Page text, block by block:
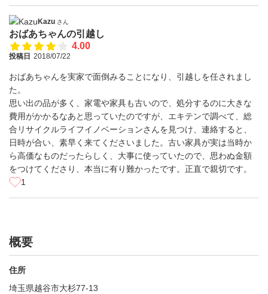
Kazu さん
おばあちゃんの引越し
4.00
投稿日 2018/07/22
おばあちゃんを実家で面倒みることになり、引越しを任されまし
た。
思い出の品が多く、家電や家具も古いので、処分するのに大きな
費用がかかるなあと思っていたのですが、エキテンで調べて、総
合リサイクルライフイノベーションさんを見つけ、連絡すると、
日時が合い、素早く来てくださいました。古い家具が実は当時か
ら高価なものだったらしく、大事に使っていたので、思わぬ金額
をつけてくださり、本当に有り難かったです。正直で親切です。
1
概要
住所
埼玉県越谷市大杉77-13